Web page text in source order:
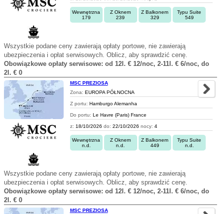
Wewnętrzna
179
Z Oknem
239
Z Balkonem
329
Typu Suite
549
Wszystkie podane ceny zawierają opłaty portowe, nie zawierają
ubezpieczenia i opłat serwisowych. Oblicz, aby sprawdzić cenę.
Obowiązkowe opłaty serwisowe: od 12l. € 12/noc, 2-11l. € 6/noc, do
2l. € 0
MSC PREZIOSA
Zona: EUROPA PÓŁNOCNA
Z portu: Hamburgo Alemanha
Do portu: Le Havre (Paris) France
z: 18/10/2026 do: 22/10/2026 nocy: 4
Wewnętrzna
n.d.
Z Oknem
n.d.
Z Balkonem
449
Typu Suite
n.d.
Wszystkie podane ceny zawierają opłaty portowe, nie zawierają
ubezpieczenia i opłat serwisowych. Oblicz, aby sprawdzić cenę.
Obowiązkowe opłaty serwisowe: od 12l. € 12/noc, 2-11l. € 6/noc, do
2l. € 0
MSC PREZIOSA